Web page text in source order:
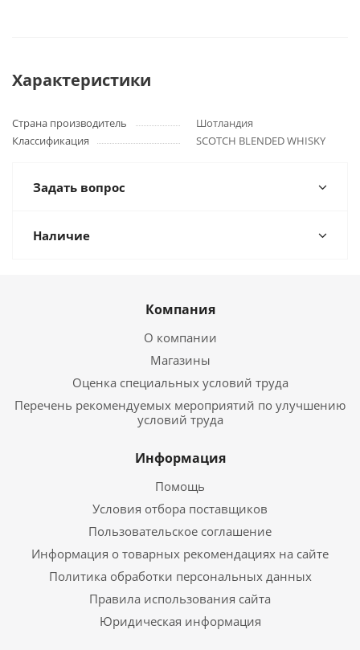
Характеристики
Страна производитель
Шотландия
Классификация
SCOTCH BLENDED WHISKY
Задать вопрос
Наличие
Компания
О компании
Магазины
Оценка специальных условий труда
Перечень рекомендуемых мероприятий по улучшению
условий труда
Информация
Помощь
Условия отбора поставщиков
Пользовательское соглашение
Информация о товарных рекомендациях на сайте
Политика обработки персональных данных
Правила использования сайта
Юридическая информация